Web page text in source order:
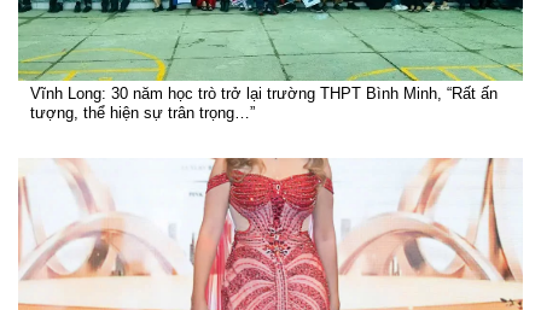
Vĩnh Long: 30 năm học trò trở lại trường THPT Bình Minh, “Rất ấn
tượng, thể hiện sự trân trọng…”